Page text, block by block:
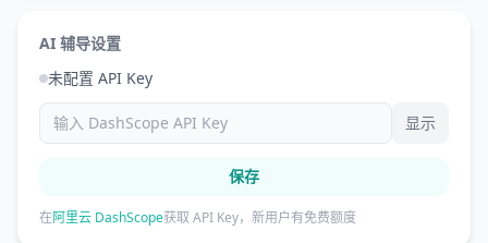
AI 辅导设置
未配置 API Key
显示
保存
在阿里云 DashScope获取 API Key，新用户有免费额度